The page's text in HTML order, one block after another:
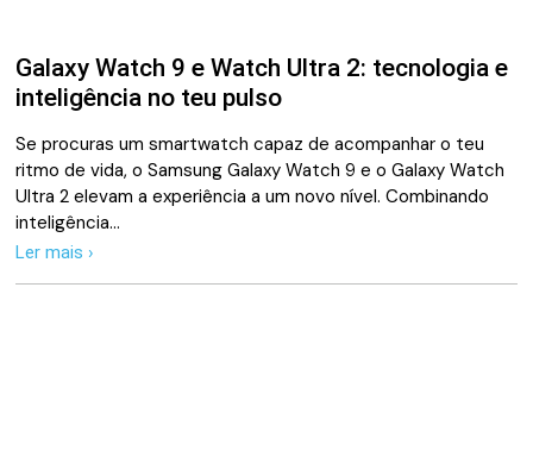
Galaxy Watch 9 e Watch Ultra 2: tecnologia e
inteligência no teu pulso
Se procuras um smartwatch capaz de acompanhar o teu
ritmo de vida, o Samsung Galaxy Watch 9 e o Galaxy Watch
Ultra 2 elevam a experiência a um novo nível. Combinando
inteligência…
Ler mais ›